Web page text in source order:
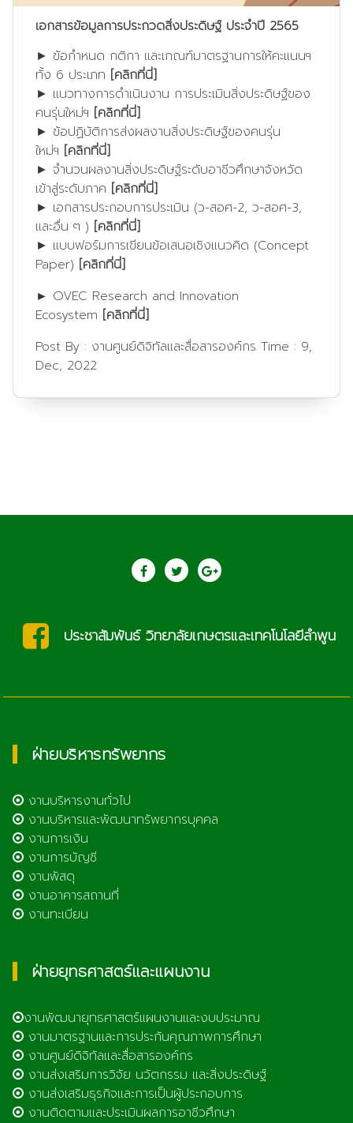
เอกสารข้อมูลการประกวดสิ่งประดิษฐ์ ประจำปี 2565
► ข้อกำหนด กติกา และเกณฑ์มาตรฐานการให้คะแนนฯ
ทั้ง 6 ประเภท [คลิกที่นี่]
► แนวทางการดำเนินงาน การประเมินสิ่งประดิษฐ์ของ
คนรุ่นใหม่ฯ [คลิกที่นี่]
► ข้อปฏิบัติการส่งผลงานสิ่งประดิษฐ์ของคนรุ่น
ใหม่ฯ [คลิกที่นี่]
► จำนวนผลงานสิ่งประดิษฐ์ระดับอาชีวศึกษาจังหวัด
เข้าสู่ระดับภาค [คลิกที่นี่]
► เอกสารประกอบการประเมิน (ว-สอศ-2, ว-สอศ-3,
และอื่น ๆ ) [คลิกที่นี่]
► แบบฟอร์มการเขียนข้อเสนอเชิงแนวคิด (Concept
Paper) [คลิกที่นี่]
► OVEC Research and Innovation
Ecosystem [คลิกที่นี่]
Post By : งานศูนย์ดิจิทัลและสื่อสารองค์กร Time : 9,
Dec, 2022
ประชาสัมพันธ์ วิทยาลัยเกษตรและเทคโนโลยีลำพูน
ฝ่ายบริหารทรัพยากร
งานบริหารงานทั่วไป
งานบริหารและพัฒนาทรัพยากรบุคคล
งานการเงิน
งานการบัญชี
งานพัสดุ
งานอาคารสถานที่
งานทะเบียน
ฝ่ายยุทธศาสตร์และแผนงาน
งานพัฒนายุทธศาสตร์แผนงานและงบประมาณ
งานมาตรฐานและการประกันคุณภาพการศึกษา
งานศูนย์ดิจิทัลและสื่อสารองค์กร
งานส่งเสริมการวิจัย นวัตกรรม และสิ่งประดิษฐ์
งานส่งเสริมธุรกิจและการเป็นผู้ประกอบการ
งานติดตามและประเมินผลการอาชีวศึกษา